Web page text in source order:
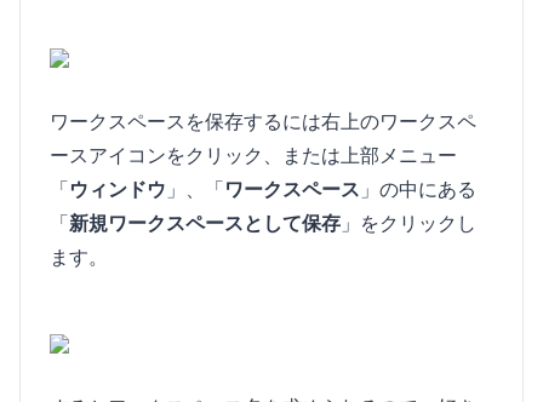
ワークスペースを保存するには右上のワークスペ
ースアイコンをクリック、または上部メニュー
「ウィンドウ 」、「ワークスペース 」の中にある
「新規ワークスペースとして保存 」をクリックし
ます。